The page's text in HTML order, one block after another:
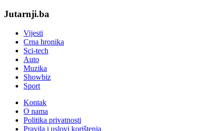
Jutarnji.ba
Vijesti
Crna hronika
Sci-tech
Auto
Muzika
Showbiz
Sport
Kontak
O nama
Politika privatnosti
Pravila i uslovi korištenja